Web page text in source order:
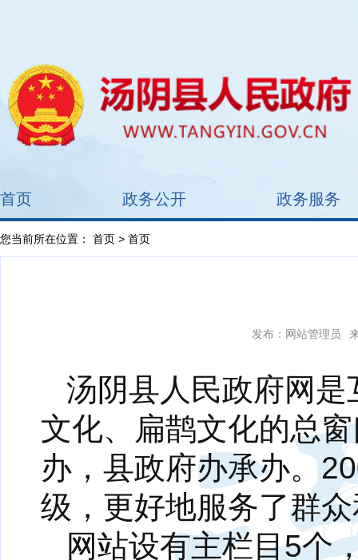
首页 政务公开 政务服务
您当前所在位置： 首页 > 首页
发布：网站管理员
汤阴县人民政府网
文化、扁鹊文化的总
办，县政府办承办。
级，更好地服务了群
网站设有主栏目5个